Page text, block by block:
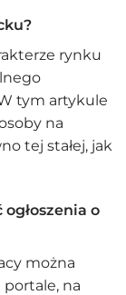
rynku
tym artykule
na
tej stałej, jak
o
można
na